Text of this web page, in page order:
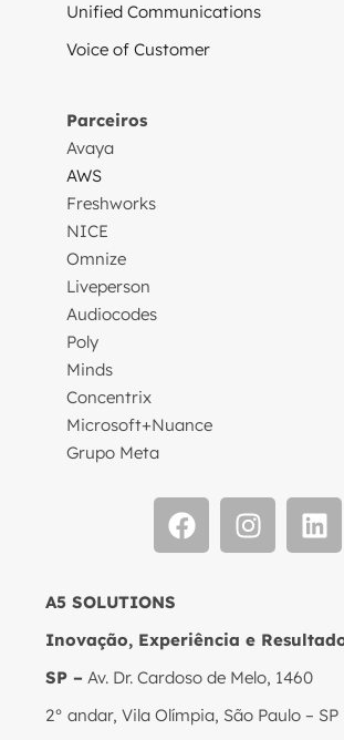
Unified Communications
Voice of Customer
Parceiros
Avaya
AWS
Freshworks
NICE
Omnize
Liveperson
Audiocodes
Poly
Minds
Concentrix
Microsoft+Nuance
Grupo Meta
A5 SOLUTIONS
Inovação, Experiência e
SP – Av. Dr. Cardoso de Melo, 1460
2° andar, Vila Olímpia, São Paulo – SP